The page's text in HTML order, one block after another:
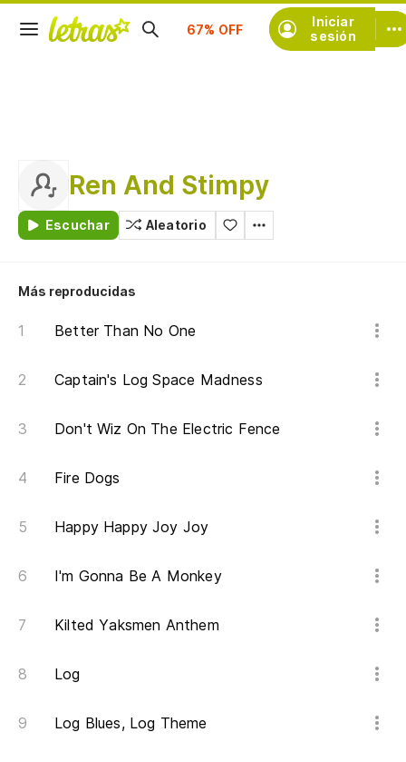
Iniciar
sesión
Suscríbete
Ren And Stimpy
Escuchar Aleatorio
Más reproducidas
Better Than No One
Captain's Log Space Madness
Don't Wiz On The Electric Fence
Fire Dogs
Happy Happy Joy Joy
I'm Gonna Be A Monkey
Kilted Yaksmen Anthem
Log
Log Blues, Log Theme